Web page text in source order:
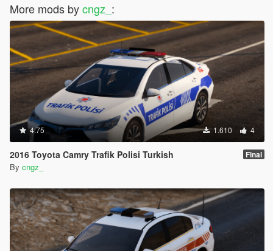
More mods bycngz_ :
4.75 1.610 4
2016 Toyota Camry Trafik Polisi Turkish Final
By cngz_